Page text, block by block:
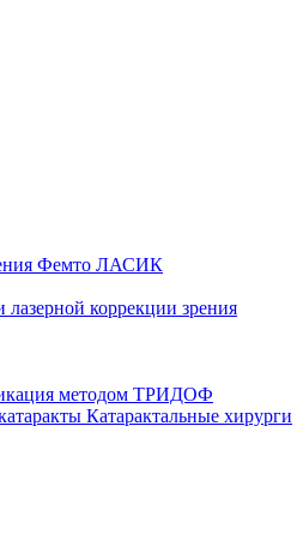
Фемто ЛАСИК
лазерной коррекции зрения
методом ТРИДОФ
Катарактальные хирурги